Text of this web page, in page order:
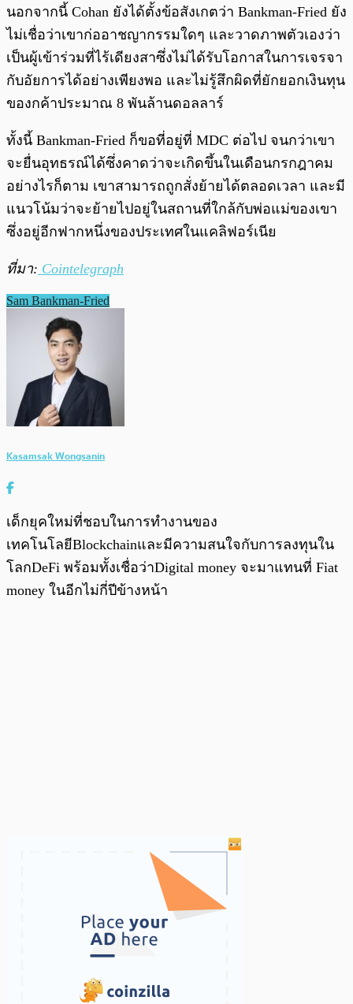
นอกจากนี้ Cohan ยังได้ตั้งข้อสังเกตว่า Bankman-Fried ยัง
ไม่เชื่อว่าเขาก่ออาชญากรรมใดๆ และวาดภาพตัวเองว่า
เป็นผู้เข้าร่วมที่ไร้เดียงสาซึ่งไม่ได้รับโอกาสในการเจรจา
กับอัยการได้อย่างเพียงพอ และไม่รู้สึกผิดที่ยักยอกเงินทุน
ของกค้าประมาณ 8 พันล้านดอลลาร์
ทั้งนี้ Bankman-Fried ก็ขอที่อยู่ที่ MDC ต่อไป จนกว่าเขา
จะยื่นอุทธรณ์ได้ซึ่งคาดว่าจะเกิดขึ้นในเดือนกรกฎาคม
อย่างไรก็ตาม เขาสามารถถูกสั่งย้ายได้ตลอดเวลา และมี
แนวโน้มว่าจะย้ายไปอยู่ในสถานที่ใกล้กับพ่อแม่ของเขา
ซึ่งอยู่อีกฟากหนึ่งของประเทศในแคลิฟอร์เนีย
ที่มา: Cointelegraph
Sam Bankman-Fried
Kasamsak Wongsanin
เด็กยุคใหม่ที่ชอบในการทำงานของ
เทคโนโลยีBlockchainและมีความสนใจกับการลงทุนใน
โลกDeFi พร้อมทั้งเชื่อว่าDigital money จะมาแทนที่ Fiat
money ในอีกไม่กี่ปีข้างหน้า